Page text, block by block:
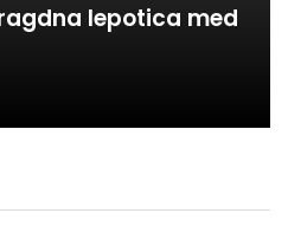
lepotica med